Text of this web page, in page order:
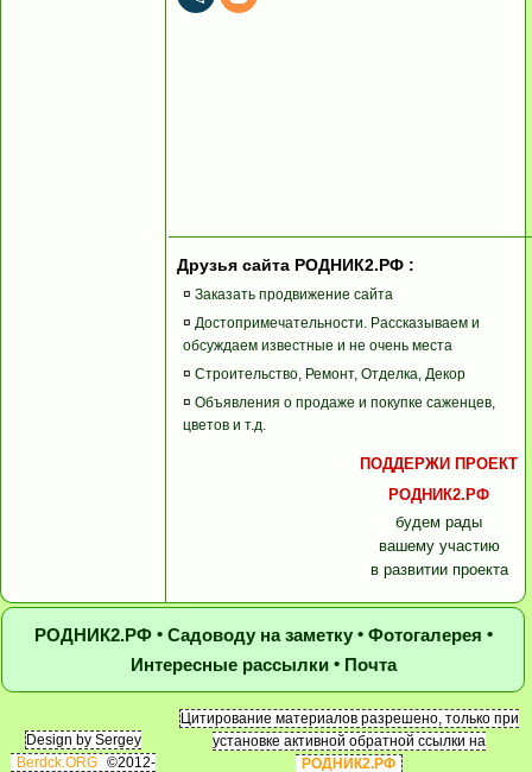
Друзья сайта РОДНИК2.РФ :
¤ Заказать продвижение сайта
¤ Достопримечательности. Рассказываем и
обсуждаем известные и не очень места
¤ Строительство, Ремонт, Отделка, Декор
¤ Объявления о продаже и покупке саженцев,
цветов и т.д.
ПОДДЕРЖИ ПРОЕКТ
РОДНИК2.РФ
будем рады
вашему участию
в развитии проекта
РОДНИК2.РФ • Садоводу на заметку• Фотогалерея •
Интересные рассылки• Почта
Design by Sergey
Berdck.ORG
©2012-
Цитирование материалов разрешено, только при
установке активной обратной ссылки на
РОДНИК2.РФ